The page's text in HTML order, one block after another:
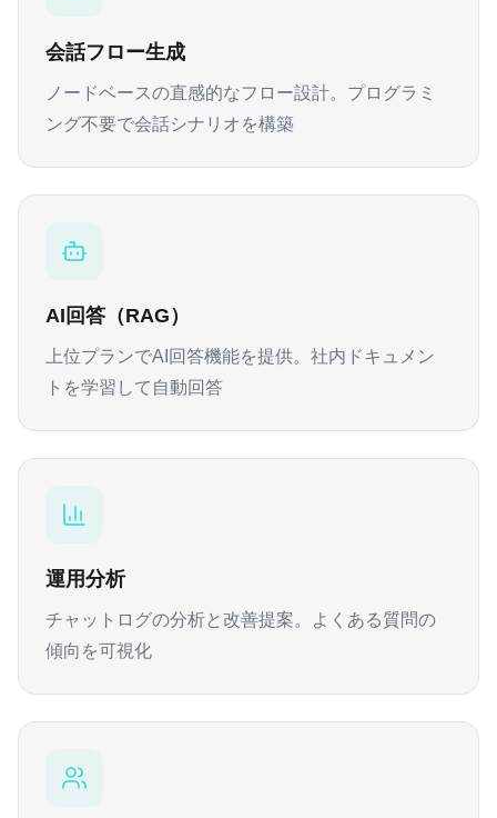
会話フロー生成
ノードベースの直感的なフロー設計。プログラミ
ング不要で会話シナリオを構築
AI回答（RAG）
上位プランでAI回答機能を提供。社内ドキュメン
トを学習して自動回答
運用分析
チャットログの分析と改善提案。よくある質問の
傾向を可視化